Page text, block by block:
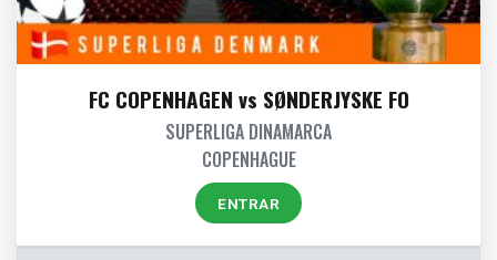
FC COPENHAGEN vs SØNDERJYSKE FO
SUPERLIGA DINAMARCA
COPENHAGUE
ENTRAR